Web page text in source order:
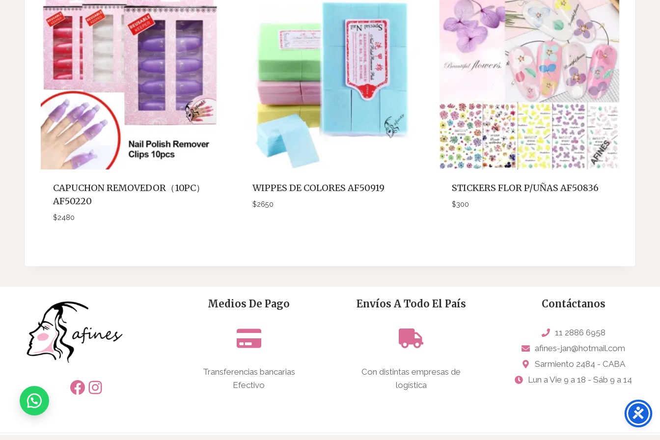
CAPUCHON REMOVEDOR（10PC）
AF50220
$2480
WIPPES DE COLORES AF50919
$2650
STICKERS FLOR P/UÑAS AF50836
$300
Facebook
Instagram
Medios De Pago
Transferencias bancarias
Efectivo
Envíos A Todo El País
Con distintas empresas de
logística
Contáctanos
11 2886 6958
afines-jan@hotmail.com
Sarmiento 2484 - CABA
Lun a Vie 9 a 18 - Sáb 9 a 14